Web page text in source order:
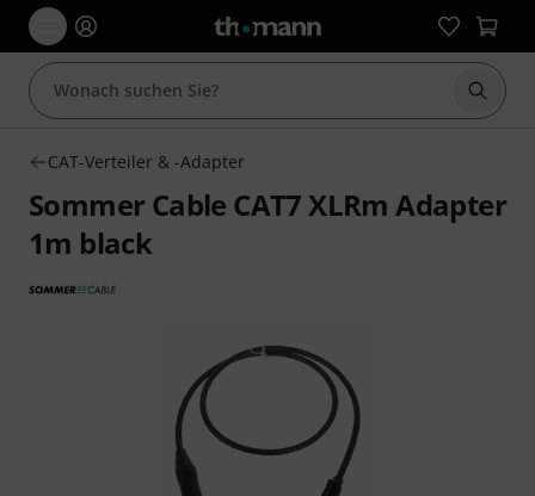
Suche
CAT-Verteiler & -Adapter
Sommer Cable CAT7 XLRm Adapter
1m black